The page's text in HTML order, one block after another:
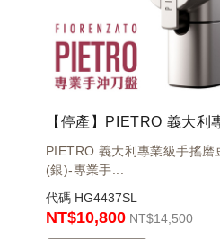
PIETRO 義大利專業級手搖磨
(銀)-專業手...
代碼 HG4437SL
NT$10,800 NT$14,500